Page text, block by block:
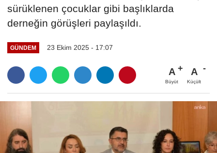
sürüklenen çocuklar gibi başlıklarda
derneğin görüşleri paylaşıldı.
GÜNDEM 23 Ekim 2025 - 17:07
A
Büyüt
A
Küçült